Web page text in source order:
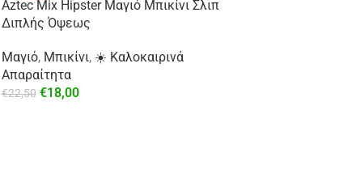
Aztec Mix Hipster Μαγιό Μπικίνι Σλιπ
Διπλής Όψεως
Μαγιό, Μπικίνι, ☀️ Καλοκαιρινά
Απαραίτητα
€22,50 €18,00